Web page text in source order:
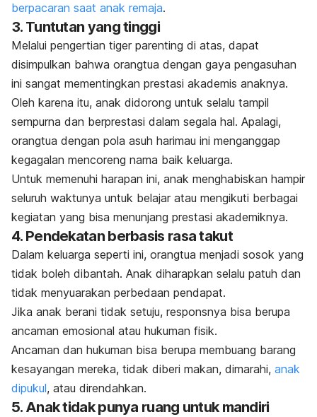
berpacaran saat anak remaja.
3. Tuntutan yang tinggi
Melalui pengertian tiger parenting di atas, dapat
disimpulkan bahwa orangtua dengan gaya pengasuhan
ini sangat mementingkan prestasi akademis anaknya.
Oleh karena itu, anak didorong untuk selalu tampil
sempurna dan berprestasi dalam segala hal. Apalagi,
orangtua dengan pola asuh harimau ini menganggap
kegagalan mencoreng nama baik keluarga.
Untuk memenuhi harapan ini, anak menghabiskan hampir
seluruh waktunya untuk belajar atau mengikuti berbagai
kegiatan yang bisa menunjang prestasi akademiknya.
4. Pendekatan berbasis rasa takut
Dalam keluarga seperti ini, orangtua menjadi sosok yang
tidak boleh dibantah. Anak diharapkan selalu patuh dan
tidak menyuarakan perbedaan pendapat.
Jika anak berani tidak setuju, responsnya bisa berupa
ancaman emosional atau hukuman fisik.
Ancaman dan hukuman bisa berupa membuang barang
kesayangan mereka, tidak diberi makan, dimarahi, anak
dipukul, atau direndahkan.
5. Anak tidak punya ruang untuk mandiri